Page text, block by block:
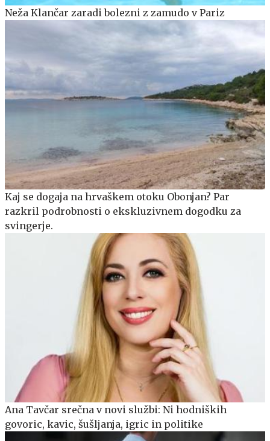
Neža Klančar zaradi bolezni z zamudo v Pariz
Kaj se dogaja na hrvaškem otoku Obonjan? Par
razkril podrobnosti o ekskluzivnem dogodku za
svingerje.
Ana Tavčar srečna v novi službi: Ni hodniških
govoric, kavic, šušljanja, igric in politike